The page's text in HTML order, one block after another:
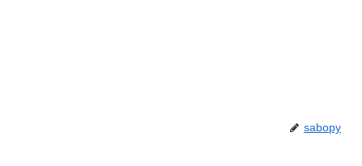
sabopy